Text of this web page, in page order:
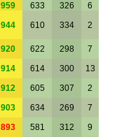
959 633 326 6
944 610 334 2
920 622 298 7
914 614 300 13
912 605 307 2
903 634 269 7
893 581 312 9